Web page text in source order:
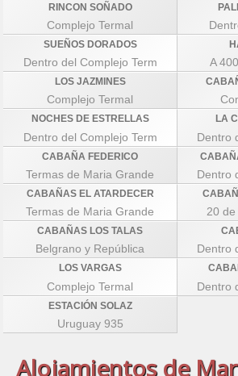
RINCON SOÑADO
Complejo Termal
SUEÑOS DORADOS
Dentro del Complejo Term A
LOS JAZMINES
Complejo Termal
NOCHES DE ESTRELLAS
Dentro del Complejo Term
LA
Dentro
CABAÑA FEDERICO
Termas de Maria Grande Dentro
CABAÑAS EL ATARDECER
Termas de Maria Grande 20
CABAÑAS LOS TALAS
Belgrano y República Dentro
LOS VARGAS
Complejo Termal Dentro
ESTACIÓN SOLAZ
Uruguay 935
Alojamientos de